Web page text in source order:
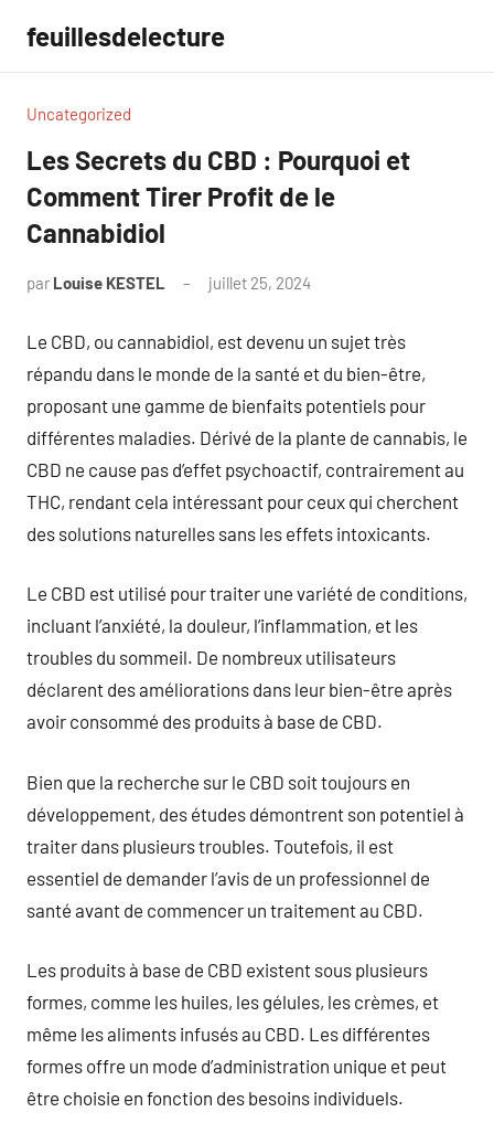
contenu
feuillesdelecture
Uncategorized
Les Secrets du CBD : Pourquoi et
Comment Tirer Profit de le
Cannabidiol
par Louise KESTEL juillet 25, 2024
Le CBD, ou cannabidiol, est devenu un sujet très
répandu dans le monde de la santé et du bien-être,
proposant une gamme de bienfaits potentiels pour
différentes maladies. Dérivé de la plante de cannabis, le
CBD ne cause pas d’effet psychoactif, contrairement au
THC, rendant cela intéressant pour ceux qui cherchent
des solutions naturelles sans les effets intoxicants.
Le CBD est utilisé pour traiter une variété de conditions,
incluant l’anxiété, la douleur, l’inflammation, et les
troubles du sommeil. De nombreux utilisateurs
déclarent des améliorations dans leur bien-être après
avoir consommé des produits à base de CBD.
Bien que la recherche sur le CBD soit toujours en
développement, des études démontrent son potentiel à
traiter dans plusieurs troubles. Toutefois, il est
essentiel de demander l’avis de un professionnel de
santé avant de commencer un traitement au CBD.
Les produits à base de CBD existent sous plusieurs
formes, comme les huiles, les gélules, les crèmes, et
même les aliments infusés au CBD. Les différentes
formes offre un mode d’administration unique et peut
être choisie en fonction des besoins individuels.